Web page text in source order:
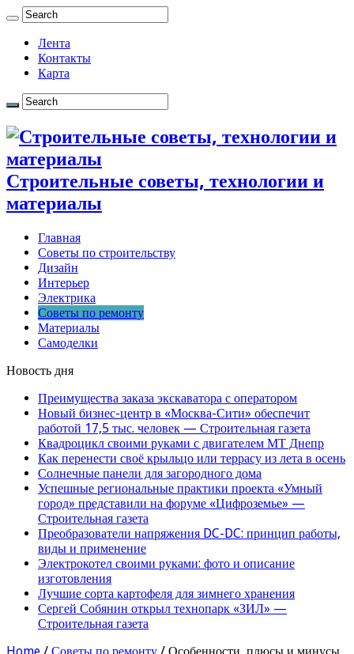
Лента
Контакты
Карта
Строительные советы, технологии и
материалы
Главная
Советы по строительству
Дизайн
Интерьер
Электрика
Советы по ремонту
Материалы
Самоделки
Новость дня
Преимущества заказа экскаватора с оператором
Новый бизнес-центр в «Москва-Сити» обеспечит
работой 17,5 тыс. человек — Строительная газета
Квадроцикл своими руками с двигателем МТ Днепр
Как перенести своё крыльцо или террасу из лета в осень
Солнечные панели для загородного дома
Успешные региональные практики проекта «Умный
город» представили на форуме «Цифроземье» —
Строительная газета
Преобразователи напряжения DC-DC: принцип работы,
виды и применение
Электрокотел своими руками: фото и описание
изготовления
Лучшие сорта картофеля для зимнего хранения
Сергей Собянин открыл технопарк «ЗИЛ» —
Строительная газета